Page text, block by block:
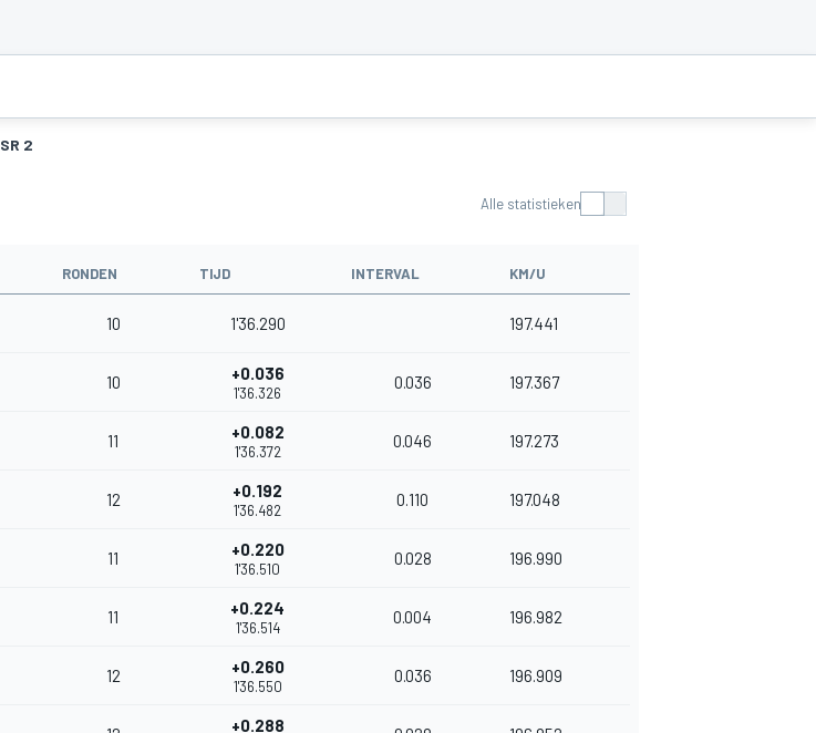
SR 2
Alle statistieken
RONDEN TIJD INTERVAL KM/U
10 1'36.290 197.441
10 +0.036
1'36.326
0.036 197.367
11 +0.082
1'36.372
0.046 197.273
12 +0.192
1'36.482
0.110 197.048
11 +0.220
1'36.510
0.028 196.990
11 +0.224
1'36.514
0.004 196.982
12 +0.260
1'36.550
0.036 196.909
+0.288